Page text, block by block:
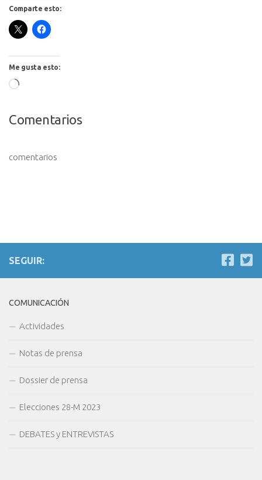
Comparte esto:
Me gusta esto:
Cargando...
Comentarios
comentarios
SEGUIR:
COMUNICACIÓN
Actividades
Notas de prensa
Dossier de prensa
Elecciones 28-M 2023
DEBATES y ENTREVISTAS